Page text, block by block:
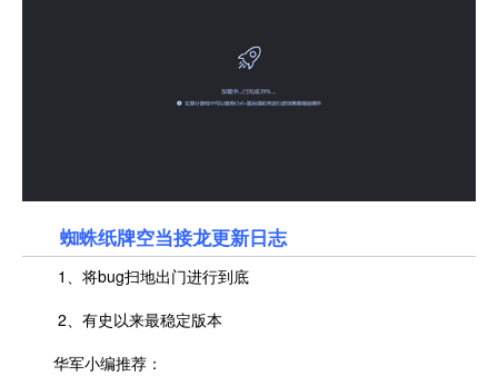
蜘蛛纸牌空当接龙更新日志
1、将bug扫地出门进行到底
2、有史以来最稳定版本
华军小编推荐：